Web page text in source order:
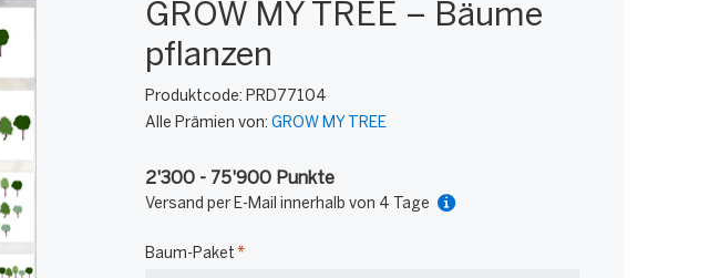
GROW MY TREE – Bäume
pflanzen
Produktcode: PRD77104
Alle Prämien von:GROW MY TREE
2'300 - 75'900 Punkte
Versand per E-Mail innerhalb von 4 Tage
Baum-Paket*